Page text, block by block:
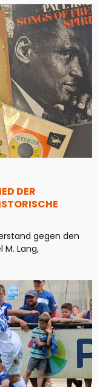
DER
gegen den
Lang,